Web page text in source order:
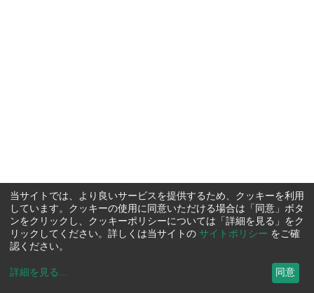
当サイトでは、より良いサービスを提供するため、クッキーを利用
しています。クッキーの使用に同意いただける場合は「同意」ボタ
ンをクリックし、クッキーポリシーについては「詳細を見る」をク
リックしてください。詳しくは当サイトの サイトポリシー をご確
認ください。
詳細を見る ... 同意